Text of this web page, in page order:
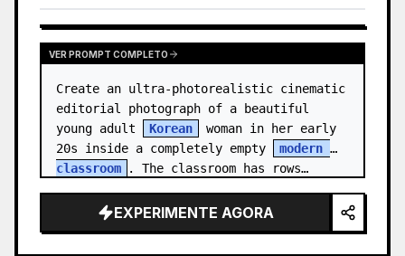
VER PROMPT COMPLETO
Create an ultra-photorealistic cinematic
editorial photograph of a beautiful
young adult
Korean
woman in her early
20s inside a completely empty
modern
classroom
. The classroom has rows…
EXPERIMENTE AGORA